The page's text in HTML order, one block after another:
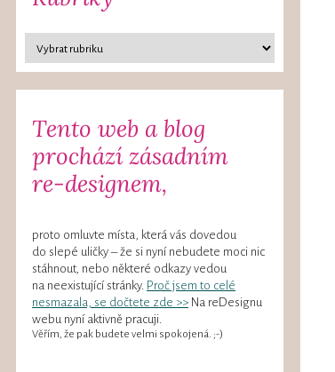
Tento web a blog
prochází zásadním
re-designem,
proto omluvte místa, která vás dovedou
do slepé uličky – že si nyní nebudete moci nic
stáhnout, nebo některé odkazy vedou
na neexistující stránky. Proč jsem to celé
nesmazala, se dočtete zde >> Na reDesignu
webu nyní aktivně pracuji.
Věřím, že pak budete velmi spokojená. ;-)